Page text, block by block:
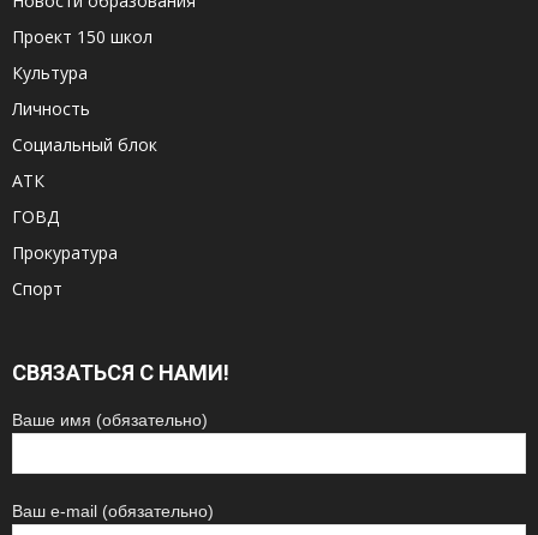
Проект 150 школ
Культура
Личность
Социальный блок
АТК
ГОВД
Прокуратура
Спорт
СВЯЗАТЬСЯ С НАМИ!
Ваше имя (обязательно)
Ваш e-mail (обязательно)